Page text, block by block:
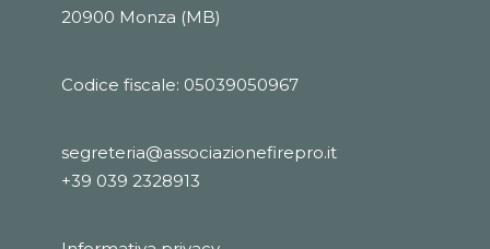
20900 Monza (MB)
Codice fiscale: 05039050967
segreteria@associazionefirepro.it
+39 039 2328913